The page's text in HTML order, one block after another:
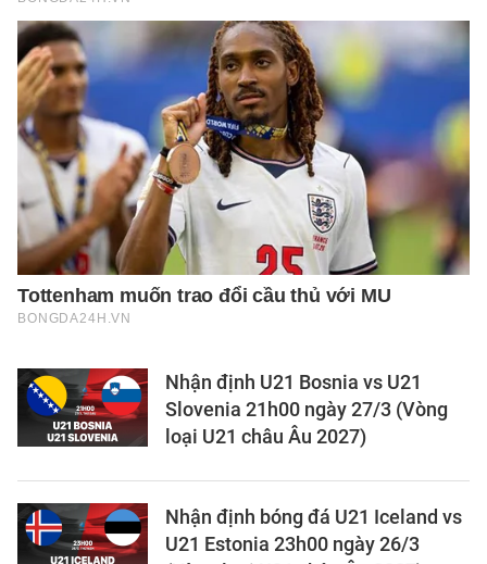
Nhận định U21 Bosnia vs U21
Slovenia 21h00 ngày 27/3 (Vòng
loại U21 châu Âu 2027)
Nhận định bóng đá U21 Iceland vs
U21 Estonia 23h00 ngày 26/3